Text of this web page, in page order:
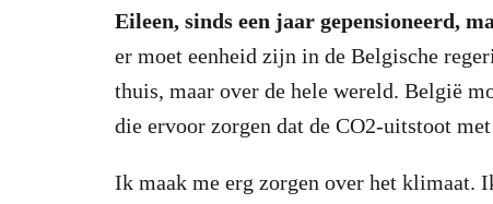
Eileen, sinds een jaar gepensioneerd,
er moet eenheid zijn in de Belgische
thuis, maar over de hele wereld. België
die ervoor zorgen dat de CO2-uitstoot
Ik maak me erg zorgen over het klimaat.